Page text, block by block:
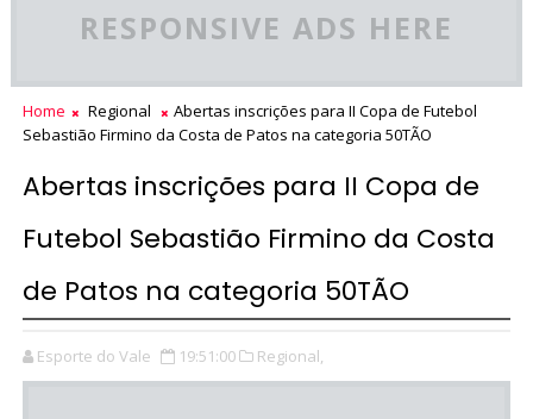
RESPONSIVE ADS HERE
Home Regional
Abertas inscrições para II Copa de Futebol
Sebastião Firmino da Costa de Patos na categoria 50TÃO
Abertas inscrições para II Copa de
Futebol Sebastião Firmino da Costa
de Patos na categoria 50TÃO
Esporte do Vale 19:51:00 Regional,